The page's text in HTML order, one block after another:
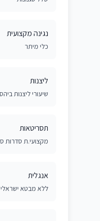
נגינה מקצועית
כלי מיתר
ליצנות
שיעורי ליצנות
תסריטאות
מקצועי.ת סדרות
אנגלית
ללא מבטא ישראלי